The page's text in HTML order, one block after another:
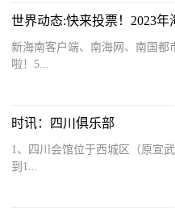
新海南客户端、南海网、南国都
啦！5...
时讯：四川俱乐部
1、四川会馆位于西城区（原宣
到1...